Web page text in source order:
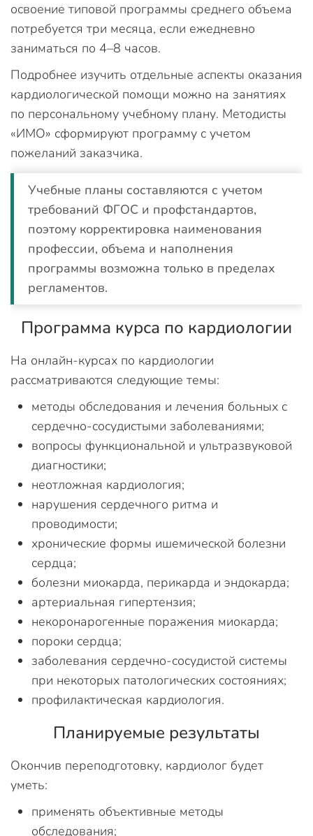
освоение типовой программы среднего объема
потребуется три месяца, если ежедневно
заниматься по 4–8 часов.
Подробнее изучить отдельные аспекты оказания
кардиологической помощи можно на занятиях
по персональному учебному плану. Методисты
«ИМО» сформируют программу с учетом
пожеланий заказчика.
Учебные планы составляются с учетом
требований ФГОС и профстандартов,
поэтому корректировка наименования
профессии, объема и наполнения
программы возможна только в пределах
регламентов.
Программа курса по кардиологии
На онлайн-курсах по кардиологии
рассматриваются следующие темы:
методы обследования и лечения больных с
сердечно-сосудистыми заболеваниями;
вопросы функциональной и ультразвуковой
диагностики;
неотложная кардиология;
нарушения сердечного ритма и
проводимости;
хронические формы ишемической болезни
сердца;
болезни миокарда, перикарда и эндокарда;
артериальная гипертензия;
некоронарогенные поражения миокарда;
пороки сердца;
заболевания сердечно-сосудистой системы
при некоторых патологических состояниях;
профилактическая кардиология.
Планируемые результаты
Окончив переподготовку, кардиолог будет
уметь:
применять объективные методы
обследования;